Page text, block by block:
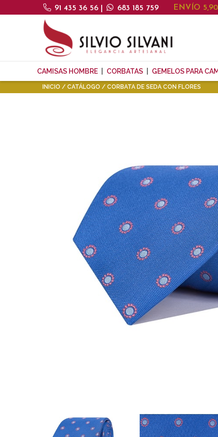
91 435 36 56 683 185 759 ENVÍO
CAMISAS HOMBRE CORBATAS GEMELOS PARA
INICIO CATÁLOGO CORBATA DE SEDA CON FLORES